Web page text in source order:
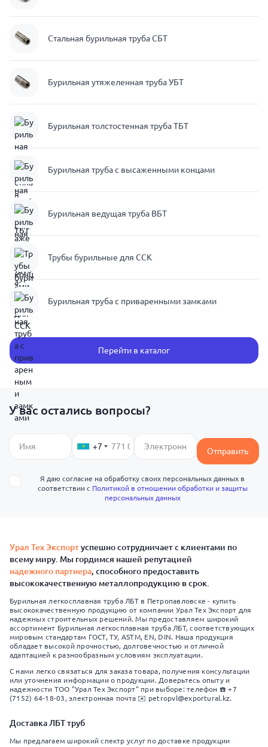
Стальная бурильная труба СБТ
Бурильная утяжеленная труба УБТ
Бурильная толстостенная труба ТБТ
Бурильная труба с высаженными концами
Бурильная ведущая труба ВБТ
Трубы бурильные для ССК
Бурильная труба с приваренными замками
Перейти в каталог
У вас остались вопросы?
+7 Отправить
Я даю согласие на обработку своих персональных данных в
соответствии с Политикой в отношении обработки и защиты
персональных данных
Урал Тех Экспортуспешно сотрудничает с клиентами по
всему миру. Мы гордимся нашей репутацией
надежного партнера, способного предоставить
высококачественную металлопродукцию в срок.
Бурильная легкосплавная труба ЛБТ в Петропавловске - купить
высококачественную продукцию от компании Урал Тех Экспорт для
надежных строительных решений. Мы предоставляем широкий
ассортимент Бурильная легкосплавная труба ЛБТ, соответствующих
мировым стандартам ГОСТ, ТУ, ASTM, EN, DIN. Наша продукция
обладает высокой прочностью, долговечностью и отличной
адаптацией к разнообразным условиям эксплуатации.
С нами легко связаться для заказа товара, получения консультации
или уточнения информации о продукции. Доверьтесь опыту и
надежности ТОО "Урал Тех Экспорт" при выборе: телефон ☎️ +7
(7152) 64-18-03, электронная почта ✉️ petropvl@exportural.kz.
Доставка ЛБТ труб
Мы предлагаем широкий спектр услуг по доставке продукции